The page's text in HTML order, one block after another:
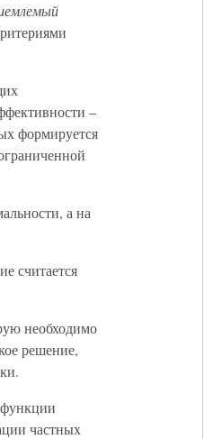
–
формируется
а на
считается
необходимо
решение,
функции
частных